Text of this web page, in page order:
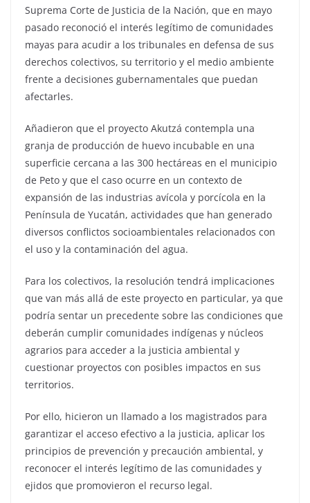
Suprema Corte de Justicia de la Nación, que en mayo
pasado reconoció el interés legítimo de comunidades
mayas para acudir a los tribunales en defensa de sus
derechos colectivos, su territorio y el medio ambiente
frente a decisiones gubernamentales que puedan
afectarles.
Añadieron que el proyecto Akutzá contempla una
granja de producción de huevo incubable en una
superficie cercana a las 300 hectáreas en el municipio
de Peto y que el caso ocurre en un contexto de
expansión de las industrias avícola y porcícola en la
Península de Yucatán, actividades que han generado
diversos conflictos socioambientales relacionados con
el uso y la contaminación del agua.
Para los colectivos, la resolución tendrá implicaciones
que van más allá de este proyecto en particular, ya que
podría sentar un precedente sobre las condiciones que
deberán cumplir comunidades indígenas y núcleos
agrarios para acceder a la justicia ambiental y
cuestionar proyectos con posibles impactos en sus
territorios.
Por ello, hicieron un llamado a los magistrados para
garantizar el acceso efectivo a la justicia, aplicar los
principios de prevención y precaución ambiental, y
reconocer el interés legítimo de las comunidades y
ejidos que promovieron el recurso legal.